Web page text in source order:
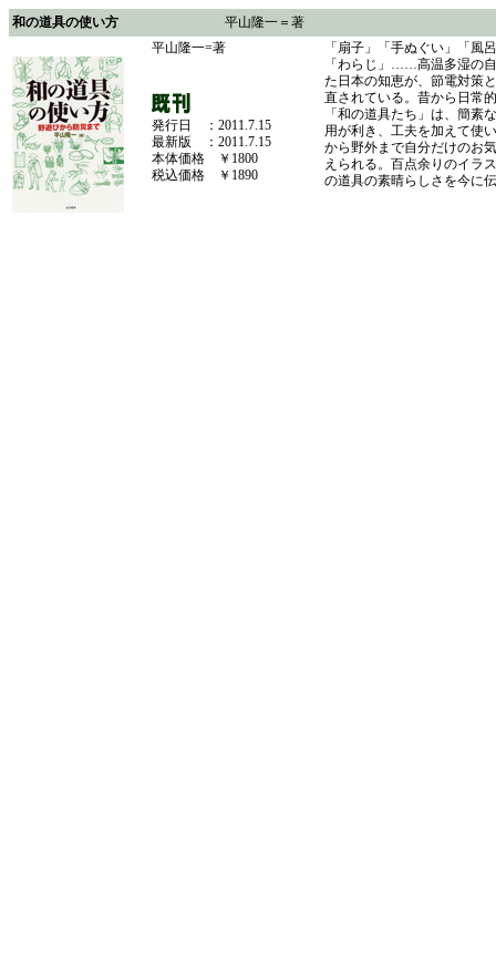
和の道具の使い方 平山隆一＝著
平山隆一=著
発行日 ：2011.7.15
最新版 ：2011.7.15
本体価格 ￥1800
税込価格 ￥1890
「扇子」「手ぬぐい」「風
「わらじ」……高温多湿の
た日本の知恵が、節電対策
直されている。昔から日常
「和の道具たち」は、簡素
用が利き、工夫を加えて使
から野外まで自分だけのお
えられる。百点余りのイラ
の道具の素晴らしさを今に